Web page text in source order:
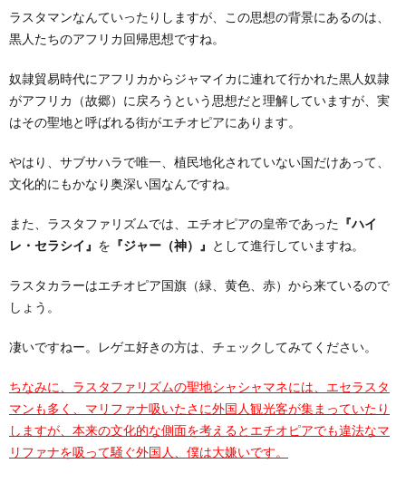
ラスタマンなんていったりしますが、この思想の背景にあるのは、
黒人たちのアフリカ回帰思想ですね。
奴隷貿易時代にアフリカからジャマイカに連れて行かれた黒人奴隷
がアフリカ（故郷）に戻ろうという思想だと理解していますが、実
はその聖地と呼ばれる街がエチオピアにあります。
やはり、サブサハラで唯一、植民地化されていない国だけあって、
文化的にもかなり奥深い国なんですね。
また、ラスタファリズムでは、エチオピアの皇帝であった 『ハイ
レ・セラシイ』 を 『ジャー（神）』 として進行していますね。
ラスタカラーはエチオピア国旗（緑、黄色、赤）から来ているので
しょう。
凄いですねー。レゲエ好きの方は、チェックしてみてください。
ちなみに、ラスタファリズムの聖地シャシャマネには、エセラスタ
マンも多く、マリファナ吸いたさに外国人観光客が集まっていたり
しますが、本来の文化的な側面を考えるとエチオピアでも違法なマ
リファナを吸って騒ぐ外国人、僕は大嫌いです。